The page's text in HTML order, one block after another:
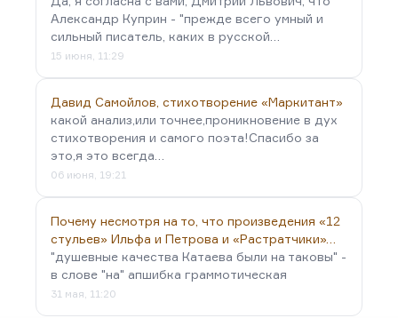
Александр Куприн - "прежде всего умный и
сильный писатель, каких в русской…
15 июня, 11:29
Давид Самойлов, стихотворение «Маркитант»
какой анализ,или точнее,проникновение в дух
стихотворения и самого поэта!Спасибо за
это,я это всегда…
06 июня, 19:21
Почему несмотря на то, что произведения «12
стульев» Ильфа и Петрова и «Растратчики»…
"душевные качества Катаева были на таковы" -
в слове "на" апшибка граммотическая
31 мая, 11:20